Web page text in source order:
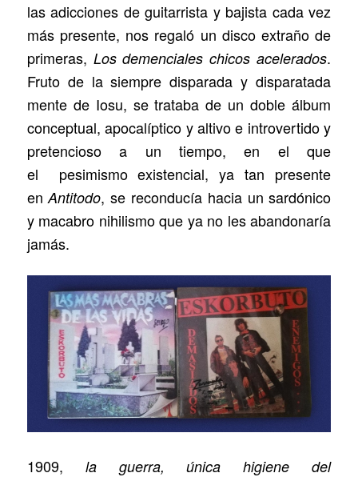
las adicciones de guitarrista y bajista cada vez
más presente, nos regaló un disco extraño de
primeras, Los demenciales chicos acelerados.
Fruto de la siempre disparada y disparatada
mente de Iosu, se trataba de un doble álbum
conceptual, apocalíptico y altivo e introvertido y
pretencioso a un tiempo, en el que
el pesimismo existencial, ya tan presente
enAntitodo, se reconducía hacia un sardónico
y macabro nihilismo que ya no les abandonaría
jamás.
1909, la guerra, única higiene del